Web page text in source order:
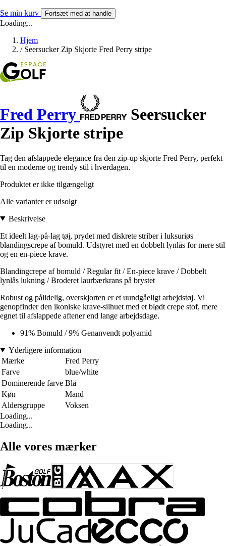
Se min kurv Fortsæt med at handle
Loading...
Hjem
/ Seersucker Zip Skjorte Fred Perry stripe
Fred Perry
Seersucker
Zip Skjorte stripe
Tag den afslappede elegance fra den zip-up skjorte Fred Perry, perfekt
til en moderne og trendy stil i hverdagen.
Produktet er ikke tilgængeligt
Alle varianter er udsolgt
Beskrivelse
Et ideelt lag-på-lag tøj, prydet med diskrete striber i luksuriøs
blandingscrepe af bomuld. Udstyret med en dobbelt lynlås for mere stil
og en en-piece krave.
Blandingcrepe af bomuld / Regular fit / En-piece krave / Dobbelt
lynlås lukning / Broderet laurbærkrans på brystet
Robust og pålidelig, overskjorten er et uundgåeligt arbejdstøj. Vi
genopfinder den ikoniske krave-silhuet med et blødt crepe stof, mere
egnet til afslappede aftener end lange arbejdsdage.
91% Bomuld / 9% Genanvendt polyamid
Yderligere information
Mærke
Fred Perry
Farve
blue/white
Dominerende farve Blå
Køn
Mand
Aldersgruppe
Voksen
Loading...
Loading...
Alle vores mærker